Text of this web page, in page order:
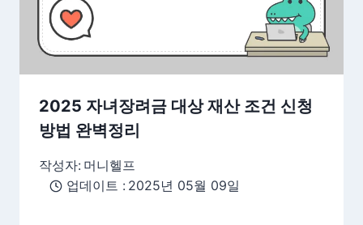
2025 자녀장려금 대상 재산 조건 신청
방법 완벽정리
작성자: 머니헬프
업데이트 : 2025년 05월 09일